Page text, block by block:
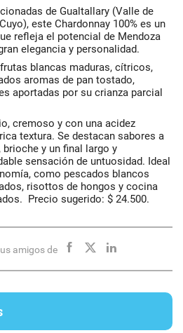
de Gualtallary (Valle de
este Chardonnay 100% es un
refleja el potencial de Mendoza
elegancia y personalidad.
blancas maduras, cítricos,
aromas de pan tostado,
aportadas por su crianza parcial
cremoso y con una acidez
textura. Se destacan sabores a
y un final largo y
sensación de untuosidad. Ideal
como pescados blancos
risottos de hongos y cocina
Precio sugerido: $ 24.500.
amigos de